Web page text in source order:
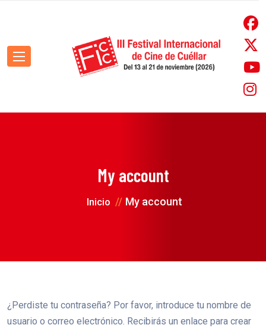
My account
Inicio My account
¿Perdiste tu contraseña? Por favor, introduce tu nombre de
usuario o correo electrónico. Recibirás un enlace para crear